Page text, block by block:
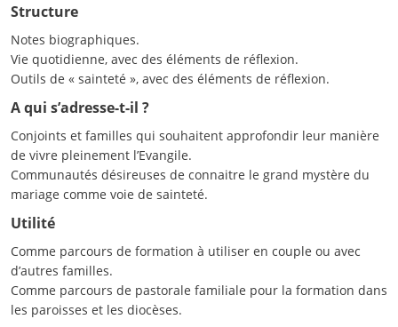
Structure
Notes biographiques.
Vie quotidienne, avec des éléments de réflexion.
Outils de « sainteté », avec des éléments de réflexion.
A qui s’adresse-t-il ?
Conjoints et familles qui souhaitent approfondir leur manière
de vivre pleinement l’Evangile.
Communautés désireuses de connaitre le grand mystère du
mariage comme voie de sainteté.
Utilité
Comme parcours de formation à utiliser en couple ou avec
d’autres familles.
Comme parcours de pastorale familiale pour la formation dans
les paroisses et les diocèses.